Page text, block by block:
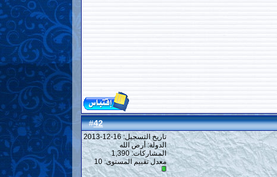
#
42
تاريخ التسجيل: 16-12-2013
الدولة: أرض الله
المشاركات: 1,390
معدل تقييم المستوى: 10